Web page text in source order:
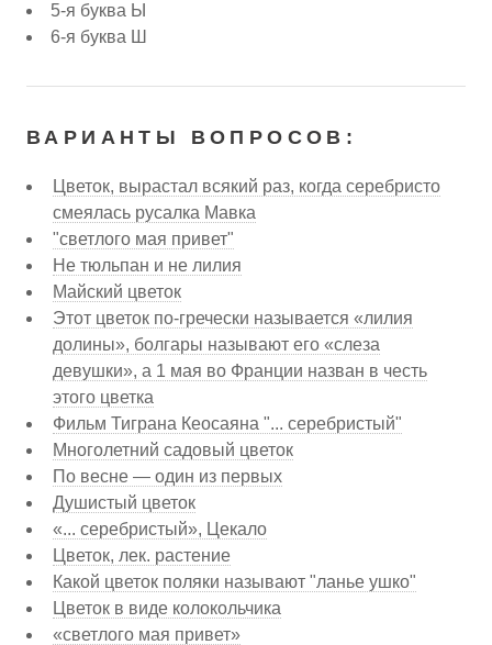
5-я буква Ы
6-я буква Ш
ВАРИАНТЫ ВОПРОСОВ:
Цветок, вырастал всякий раз, когда серебристо
смеялась русалка Мавка
"светлого мая привет"
Не тюльпан и не лилия
Майский цветок
Этот цветок по-гречески называется «лилия
долины», болгары называют его «слеза
девушки», а 1 мая во Франции назван в честь
этого цветка
Фильм Тиграна Кеосаяна "... серебристый"
Многолетний садовый цветок
По весне — один из первых
Душистый цветок
«... серебристый», Цекало
Цветок, лек. растение
Какой цветок поляки называют "ланье ушко"
Цветок в виде колокольчика
«светлого мая привет»